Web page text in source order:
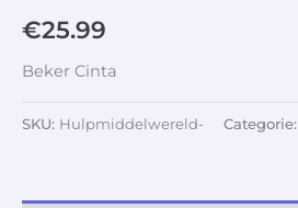
€25.99
Beker Cinta
SKU: Hulpmiddelwereld- Categorie: